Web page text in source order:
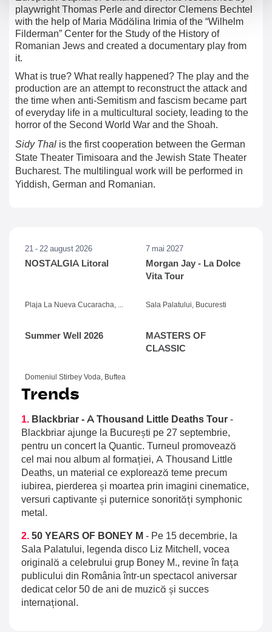
playwright Thomas Perle and director Clemens Bechtel
with the help of Maria Mădălina Irimia of the “Wilhelm
Filderman” Center for the Study of the History of
Romanian Jews and created a documentary play from
it.
What is true? What really happened? The play and the
production are an attempt to reconstruct the attack and
the time when anti-Semitism and fascism became part
of everyday life in a multicultural society, leading to the
horror of the Second World War and the Shoah.
Sidy Thal is the first cooperation between the German
State Theater Timisoara and the Jewish State Theater
Bucharest. The multilingual work will be performed in
Yiddish, German and Romanian.
21 - 22 august 2026
NOSTALGIA Litoral
7 mai 2027
Morgan Jay - La Dolce
Vita Tour
Sala Palatului, Bucuresti
Summer Well 2026
Domeniul Stirbey Voda, Buftea
MASTERS OF
CLASSIC
Trends
1. Blackbriar - A Thousand Little Deaths Tour -
Blackbriar ajunge la București pe 27 septembrie,
pentru un concert la Quantic. Turneul promovează
cel mai nou album al formației, A Thousand Little
Deaths, un material ce explorează teme precum
iubirea, pierderea și moartea prin imagini cinematice,
versuri captivante și puternice sonorități symphonic
metal.
2. 50 YEARS OF BONEY M - Pe 15 decembrie, la
Sala Palatului, legenda disco Liz Mitchell, vocea
originală a celebrului grup Boney M., revine în fața
publicului din România într-un spectacol aniversar
dedicat celor 50 de ani de muzică și succes
internațional.